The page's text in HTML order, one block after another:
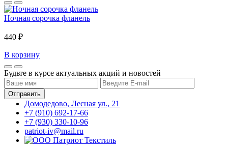
Ночная сорочка фланель
440 ₽
В корзину
Будьте в курсе актуальных акций и новостей
Домодедово, Лесная ул., 21
+7 (910) 692-17-66
+7 (930) 330-10-96
patriot-iv@mail.ru